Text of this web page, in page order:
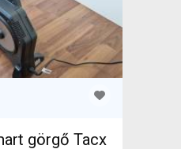
görgő Tacx